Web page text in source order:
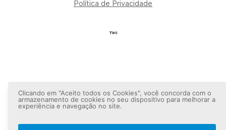
Política de Privacidade
Clicando em "Aceito todos os Cookies", você concorda com o
armazenamento de cookies no seu dispositivo para melhorar a
experiência e navegação no site.